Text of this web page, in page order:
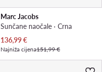
Marc Jacobs
Sunčane naočale · Crna
Trenutna cijena
136,99€
Najniža cijena151,99 €